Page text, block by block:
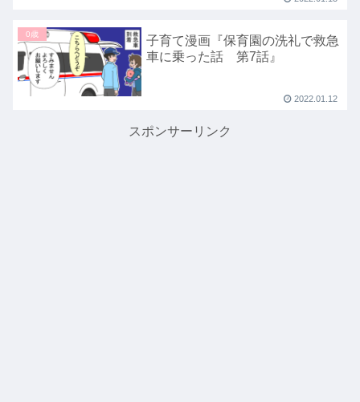
0歳
子育て漫画『保育園の洗礼で救急
車に乗った話 第7話』
2022.01.12
スポンサーリンク